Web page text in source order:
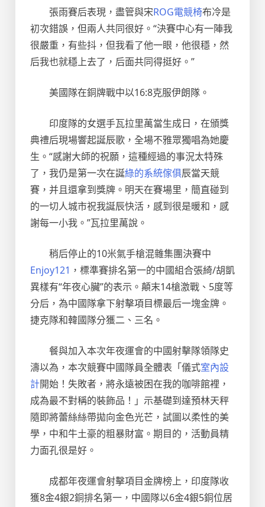
張雨賽后表現，盡管與宋ROG電競椅布冷是
初次錯誤，但兩人共同很好。“決賽中心有一陣我
很嚴重，有些抖，但我看了他一眼，他很穩，然
后我也就穩上去了，后面共同得挺好。”
美國隊在銅牌戰中以16:8克服伊朗隊。
印度隊的女選手瓦拉里萬當生成日，在頒獎
典禮后現場響起誕辰歌，全場不雅眾獨唱為她慶
生。“感謝大師的祝願，這種經過的事況太特殊
了，我仍是第一次在誕綠的系統傢俱辰當天競
賽，并且還拿到獎牌。明天在賽場里，簡直碰到
的一切人城市祝我誕辰快活，感到很是暖和，感
謝每一小我。”瓦拉里萬說。
稍后停止的10米氣手槍混雜集團決賽中
Enjoy121 ，標準賽排名第一的中國組合張綺/胡凱
異樣有“年夜心臟”的表示。顛末14槍激戰、5度等
分后，為中國隊拿下射擊項目標最后一塊金牌。
捷克隊和韓國隊分獲二、三名。
餐與加入本次年夜運會的中國射擊隊領隊史
濤以為，本次競賽中國隊員全體表「儀式室內設
計開始！失敗者，將永遠被困在我的咖啡館裡，
成為最不對稱的裝飾品！」示基礎到達預林天秤
隨即將蕾絲絲帶拋向金色光芒，試圖以柔性的美
學，中和牛土豪的粗暴財富。期目的，活動員精
力面孔很是好。
成都年夜運會射擊項目金牌榜上，印度隊收
獲8金4銀2銅排名第一，中國隊以6金4銀5銅位居